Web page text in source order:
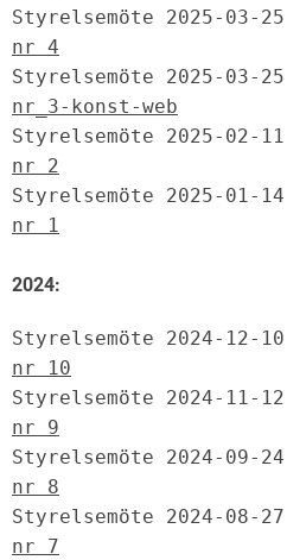
Styrelsemöte 2025-03-25
nr 4
Styrelsemöte 2025-03-25
nr_3-konst-web
Styrelsemöte 2025-02-11
nr 2
Styrelsemöte 2025-01-14
nr 1
2024:
Styrelsemöte 2024-12-10
nr 10
Styrelsemöte 2024-11-12
nr 9
Styrelsemöte 2024-09-24
nr 8
Styrelsemöte 2024-08-27
nr 7